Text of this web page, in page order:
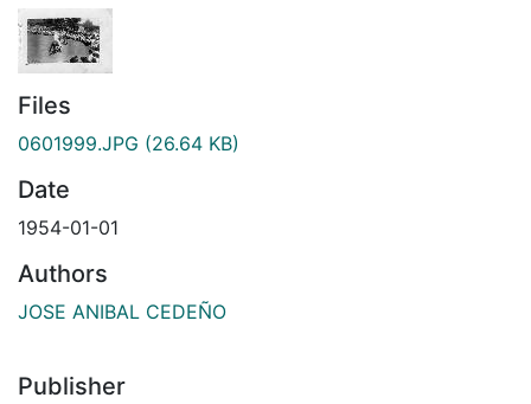
Files
0601999.JPG (26.64 KB)
Date
1954-01-01
Authors
JOSE ANIBAL CEDEÑO
Publisher